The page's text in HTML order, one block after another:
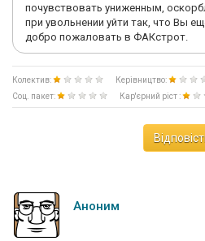
почувствовать униженным,
при увольнении уйти так, что Вы
добро пожаловать в ФАКстрот.
Колектив: Керівництво:
Соц. пакет:
Кар'єрний ріст :
Аноним